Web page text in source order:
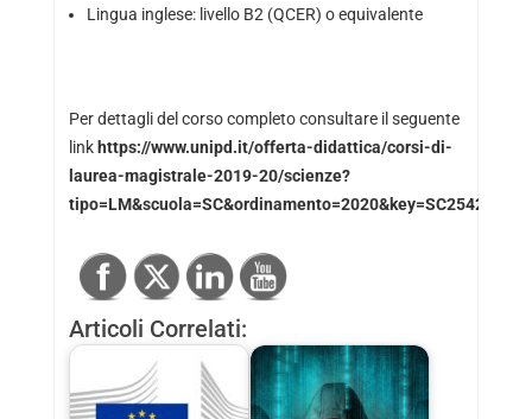
Lingua inglese: livello B2 (QCER) o equivalente
Per dettagli del corso completo consultare il seguente
link https://www.unipd.it/offerta-didattica/corsi-di-
laurea-magistrale-2019-20/scienze?
tipo=LM&scuola=SC&ordinamento=2020&key=SC2542
Articoli Correlati: